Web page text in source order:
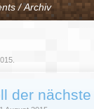
/ Archiv
der